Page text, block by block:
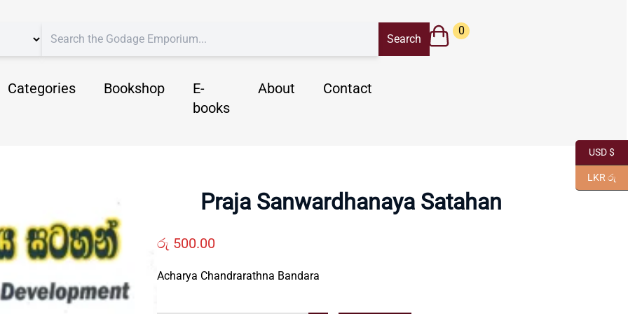
Categories Bookshop
E-
books
About Contact
0
Praja Sanwardhanaya Satahan
රු 500.00
Acharya Chandrarathna Bandara
USD $
LKR රු